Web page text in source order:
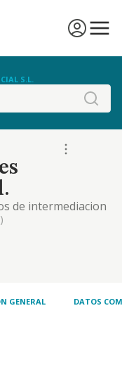
S.L.
de intermediacion
de restauracion y
alimenticios
GENERAL DATOS